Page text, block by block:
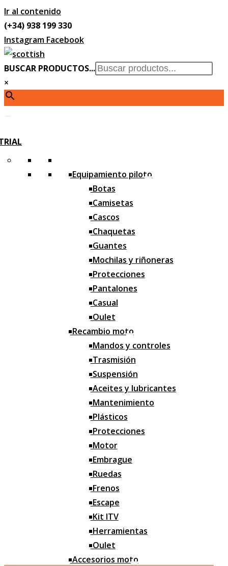
Ir al contenido
(+34) 938 199 330
Instagram Facebook
BUSCAR PRODUCTOS...
×
Equipamiento piloto
Botas
Camisetas
Cascos
Chaquetas
Guantes
Mochilas y riñoneras
Protecciones
Pantalones
Casual
Oulet
Recambio moto
Mandos y controles
Trasmisión
Suspensión
Aceites y lubricantes
Mantenimiento
Plásticos
Protecciones
Motor
Embrague
Ruedas
Frenos
Escape
Kit ITV
Herramientas
Oulet
Accesorios moto